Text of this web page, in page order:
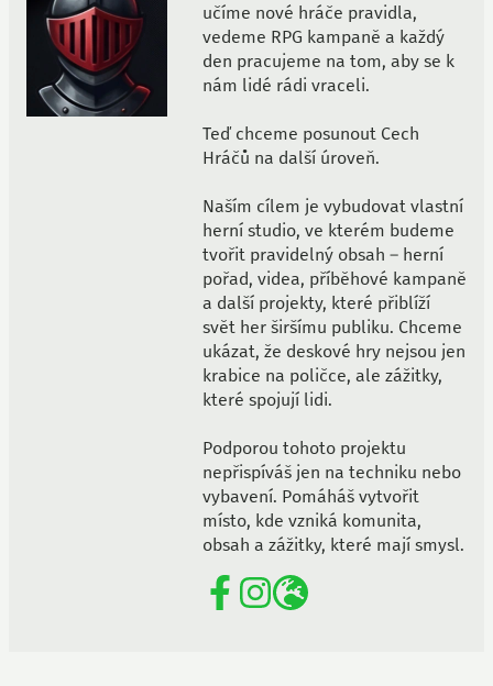
učíme nové hráče pravidla,
vedeme RPG kampaně a každý
den pracujeme na tom, aby se k
nám lidé rádi vraceli.
Teď chceme posunout Cech
Hráčů na další úroveň.
Naším cílem je vybudovat vlastní
herní studio, ve kterém budeme
tvořit pravidelný obsah – herní
pořad, videa, příběhové kampaně
a další projekty, které přiblíží
svět her širšímu publiku. Chceme
ukázat, že deskové hry nejsou jen
krabice na poličce, ale zážitky,
které spojují lidi.
Podporou tohoto projektu
nepřispíváš jen na techniku nebo
vybavení. Pomáháš vytvořit
místo, kde vzniká komunita,
obsah a zážitky, které mají smysl.